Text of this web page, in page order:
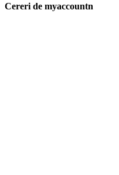
Cereri de myaccountn